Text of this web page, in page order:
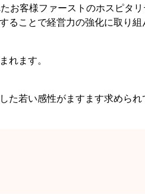
お客様ファーストのホスピタ
ることで経営力の強化に取り組
れます。
た若い感性がますます求めら